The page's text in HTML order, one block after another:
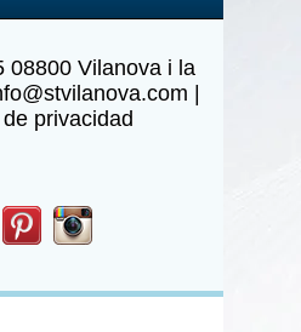
08800 Vilanova i la
|
privacidad